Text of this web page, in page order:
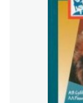
рисунки детей,